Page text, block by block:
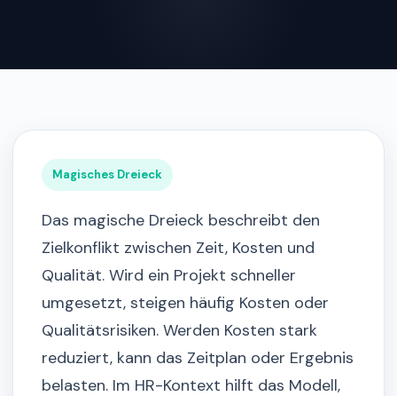
Magisches Dreieck
Das magische Dreieck beschreibt den
Zielkonflikt zwischen Zeit, Kosten und
Qualität. Wird ein Projekt schneller
umgesetzt, steigen häufig Kosten oder
Qualitätsrisiken. Werden Kosten stark
reduziert, kann das Zeitplan oder Ergebnis
belasten. Im HR-Kontext hilft das Modell,